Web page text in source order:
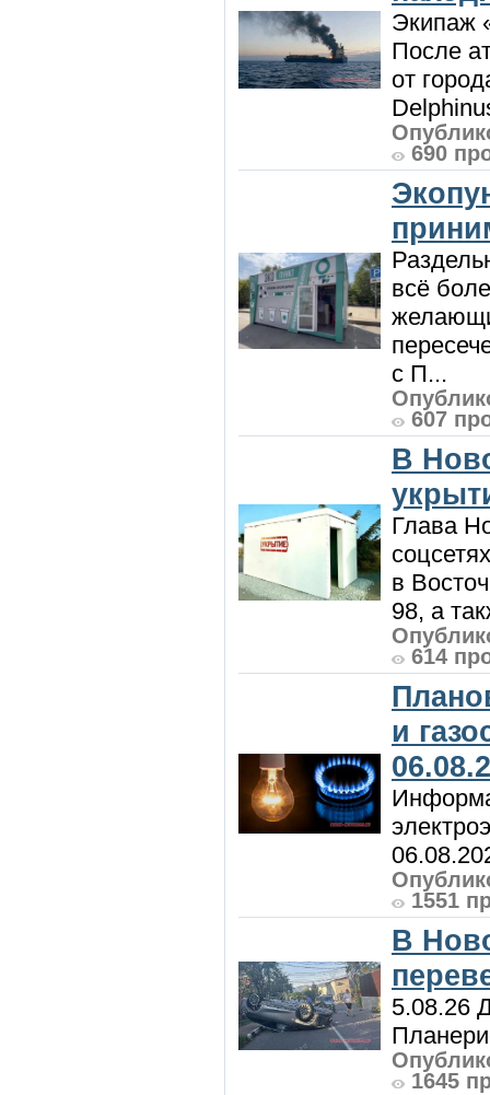
Экипаж
После
от
690
всё
с П...
607
В
Глава
в
98, а
614
и
1551
В
5.08.26
1645